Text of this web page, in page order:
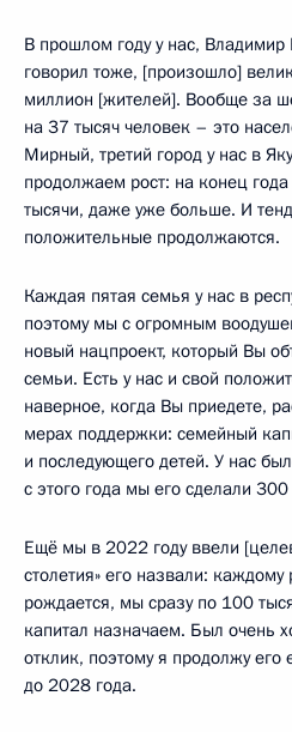
В прошлом году у нас,
говорил тоже, [произошло]
миллион [жителей]. Вообще за
на 37 тысяч человек – это
Мирный, третий город у нас в
продолжаем рост: на конец
тысячи, даже уже больше. И
положительные продолжаются.
Каждая пятая семья у нас в
поэтому мы с огромным
новый нацпроект, который Вы
семьи. Есть у нас и свой
наверное, когда Вы приедете,
мерах поддержки: семейный
и последующего детей. У нас
с этого года мы его сделали 300
Ещё мы в 2022 году ввели
столетия» его назвали: каждому
рождается, мы сразу по 100
капитал назначаем. Был очень
отклик, поэтому я продолжу его
до 2028 года.